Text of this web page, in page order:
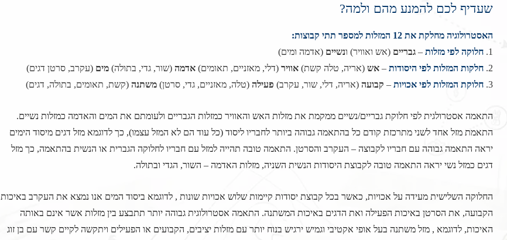
שעדיף לכם להמנע מהם ולמה?
האסטרולוגיה מחלקת את 12 המזלות למספר תתי קבוצות:
1. חלוקה לפי מזלות – גבריים (אש ואוויר) ונשיים (אדמה ומים)
2. חלקות המזלות לפי היסודות – אש (אריה, טלה קשת) אוויר (דלי, מאזניים, תאומים) אדמה (שור, גדי, בתולה) מים (עקרב, סרטן דגים)
3. חלוקת המזלות לפי אכויות – קבועה (אריה, דלי, שור, עקרב) פעילה (טלה, מאזניים, גדי, סרטן) משתנה (קשת, תאומים, בתולה, דגים)
התאמה אסטרולגית לפי חלוקת גבריים/נשיים ממקמת את מזלות האש והאוויר כמזלות הגבריים ולעומתם את המים והאדמה כמזלות נשיים.
התאמת מזל אחד לשני מתרכזת קודם כל בהתאמה גבוהה ביותר לחבריו ליסוד (כל עוד הם לא המזל עצמו), כך לדוגמא מזל דגים מיסוד הימים
יראה התאמה גבוהה עם חבריו לקבוצה – העקרב והסרטן. התאמה טובה תהייה למזל עם חבריו לחלוקה הגברית או הנשית בהתאמה, כך מזל
דגים כמזל נשי יראה התאמה טובה לקבוצת היסודות הנשית השניה, מזלות האדמה – השור, הגדי ובתולה.
החלוקה השלישית מעידה על אכויות, כאשר בכל קבוצת יסודות קיימות שלוש אכויות שונות , לדוגמא ביסוד המים אנו נמצא את העקרב באיכות
הקבועה, את הסרטן באיכות הפעילה ואת הדגים באיכות המשתנה. התאמה אסטרולוגית גבוהה יותר תתבצע בין מזלות אשר אינם באותה
האיכות, לדוגמא , מזל משתנה בעל אופי אקטיבי וגמיש ירגיש בנוח יותר עם מזלות יציבים, הקבועים או הפעילים ויתקשה לקיים קשר עם בן זוג